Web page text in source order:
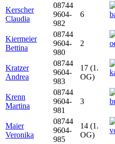
Kerscher
Claudia
08744
9604-
982
6
Kiermeier
Bettina
08744
9604-
980
2
Kratzer
Andrea
08744
9604-
983
17 (1.
OG)
Krenn
Martina
08744
9604-
981
3
Maier
Veronika
08744
9604-
985
14 (1.
OG)